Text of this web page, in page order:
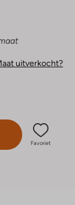
uitverkocht?
Favoriet